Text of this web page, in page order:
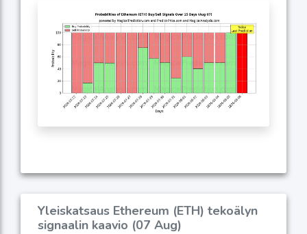
Yleiskatsaus Ethereum (ETH) tekoälyn
signaalin kaavio (07 Aug)